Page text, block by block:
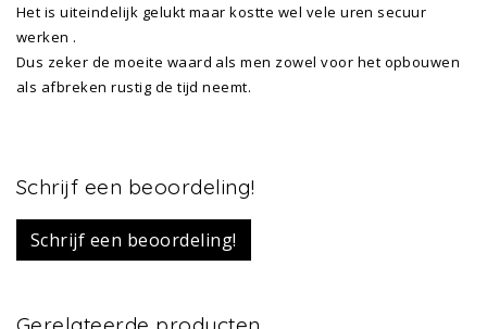
Het is uiteindelijk gelukt maar kostte wel vele uren secuur
werken .
Dus zeker de moeite waard als men zowel voor het opbouwen
als afbreken rustig de tijd neemt.
Schrijf een beoordeling!
Schrijf een beoordeling!